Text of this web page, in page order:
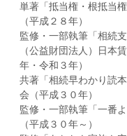
単著「抵当権・根抵当
（平成２８年）
監修・一部執筆「相続
（公益財団法人）日本
年・令和３年）
共著「相続早わかり読
会（平成３０年）
監修・一部執筆「一番
（平成３０年～）